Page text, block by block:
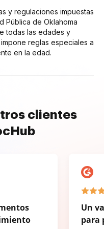
y regulaciones impuestas
Pública de Oklahoma
todas las edades y
reglas especiales a
en la edad.
clientes
Un
para